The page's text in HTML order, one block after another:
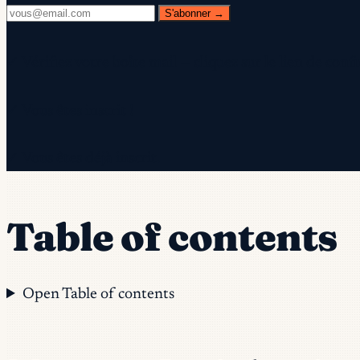
S'abonner →
Table of contents
Open Table of contents